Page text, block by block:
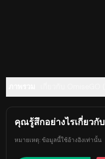
คุณรู้สึกอย่างไรเกี่ยวกั
หมายเหตุ: ข้อมูลนี้ใช้อ้างอิงเท่านั้น